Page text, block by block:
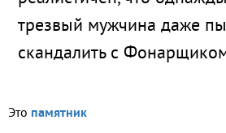
трезвый мужчина даже
скандалить с
Это памятник